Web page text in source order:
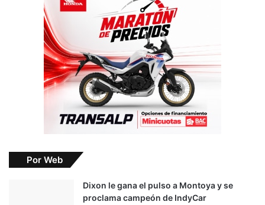
Por Web
Dixon le gana el pulso a Montoya y se
proclama campeón de IndyCar